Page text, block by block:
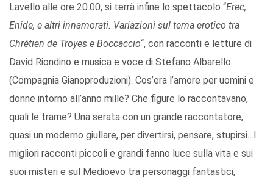
Lavello alle ore 20.00, si terrà infine lo spettacolo “Erec,
Enide, e altri innamorati. Variazioni sul tema erotico tra
Chrétien de Troyes e Boccaccio“, con racconti e letture di
David Riondino e musica e voce di Stefano Albarello
(Compagnia Gianoproduzioni). Cos’era l’amore per uomini e
donne intorno all’anno mille? Che figure lo raccontavano,
quali le trame? Una serata con un grande raccontatore,
quasi un moderno giullare, per divertirsi, pensare, stupirsi…I
migliori racconti piccoli e grandi fanno luce sulla vita e sui
suoi misteri e sul Medioevo tra personaggi fantastici,